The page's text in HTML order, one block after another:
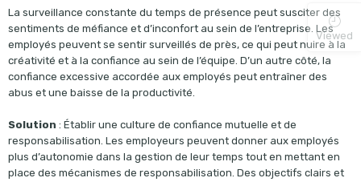
La surveillance constante du temps de présence peut susciter des
sentiments de méfiance et d’inconfort au sein de l’entreprise. Les
employés peuvent se sentir surveillés de près, ce qui peut nuire à la
créativité et à la confiance au sein de l’équipe. D’un autre côté, la
confiance excessive accordée aux employés peut entraîner des
abus et une baisse de la productivité.
Solution : Établir une culture de confiance mutuelle et de
responsabilisation. Les employeurs peuvent donner aux employés
plus d’autonomie dans la gestion de leur temps tout en mettant en
place des mécanismes de responsabilisation. Des objectifs clairs et
Viewed